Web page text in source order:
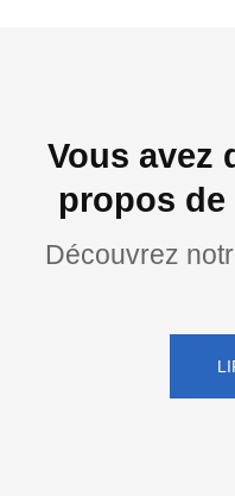
Vous avez
propos
Découvrez